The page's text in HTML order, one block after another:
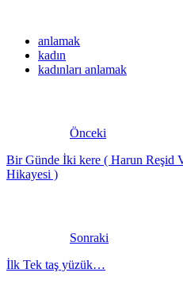
anlamak
kadın
kadınları anlamak
Önceki
Bir Günde İki kere ( Harun Reşid
Hikayesi )
Sonraki
İlk Tek taş yüzük…